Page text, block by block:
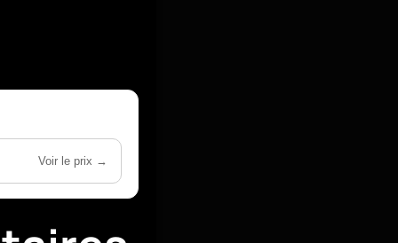
Voir le prix →